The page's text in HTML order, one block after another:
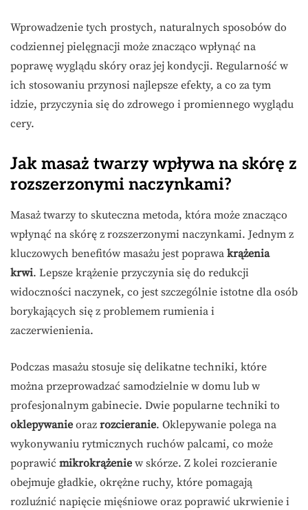
Wprowadzenie tych prostych, naturalnych sposobów do
codziennej pielęgnacji może znacząco wpłynąć na
poprawę wyglądu skóry oraz jej kondycji. Regularność w
ich stosowaniu przynosi najlepsze efekty, a co za tym
idzie, przyczynia się do zdrowego i promiennego wyglądu
cery.
Jak masaż twarzy wpływa na skórę z
rozszerzonymi naczynkami?
Masaż twarzy to skuteczna metoda, która może znacząco
wpłynąć na skórę z rozszerzonymi naczynkami. Jednym z
kluczowych benefitów masażu jest poprawa krążenia
krwi. Lepsze krążenie przyczynia się do redukcji
widoczności naczynek, co jest szczególnie istotne dla osób
borykających się z problemem rumienia i
zaczerwienienia.
Podczas masażu stosuje się delikatne techniki, które
można przeprowadzać samodzielnie w domu lub w
profesjonalnym gabinecie. Dwie popularne techniki to
oklepywanie oraz rozcieranie. Oklepywanie polega na
wykonywaniu rytmicznych ruchów palcami, co może
poprawić mikrokrążenie w skórze. Z kolei rozcieranie
obejmuje gładkie, okrężne ruchy, które pomagają
rozluźnić napięcie mięśniowe oraz poprawić ukrwienie i